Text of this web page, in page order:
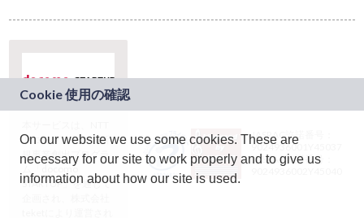
ドコモグループの新
規事業創出プログラ
ム「docomo
STARTUP」を通じて
JASRAC許諾番号：
9024936001Y45037
JASRAC許諾番号：
On our website we use some cookies. These are
necessary for our site to work properly and to give us
information about how our site is used.